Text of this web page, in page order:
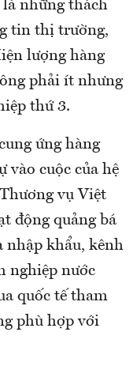
là những thách
tin thị trường,
lượng hàng
phải ít nhưng
thứ 3.
ứng hàng
vào cuộc của hệ
vụ Việt
động quảng bá
nhập khẩu, kênh
nghiệp nước
quốc tế tham
phù hợp với